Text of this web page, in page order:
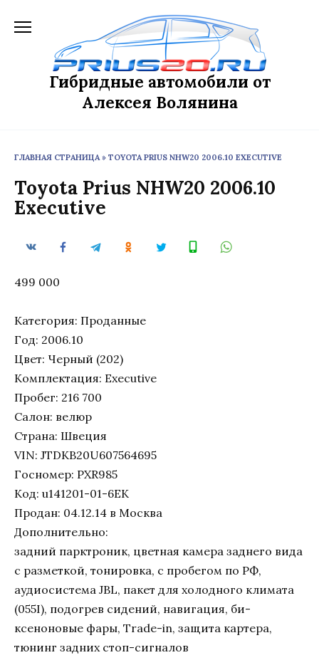
содержанию
Гибридные автомобили от
Алексея Волянина
ГЛАВНАЯ СТРАНИЦА» TOYOTA PRIUS NHW20 2006.10 EXECUTIVE
Toyota Prius NHW20 2006.10
Executive
499 000
Категория: Проданные
Год: 2006.10
Цвет: Черный (202)
Комплектация: Executive
Пробег: 216 700
Салон: велюр
Страна: Швеция
VIN: JTDKB20U607564695
Госномер: PXR985
Код: u141201-01-6EK
Продан: 04.12.14 в Москва
Дополнительно:
задний парктроник, цветная камера заднего вида
с разметкой, тонировка, с пробегом по РФ,
аудиосистема JBL, пакет для холодного климата
(055I), подогрев сидений, навигация, би-
ксеноновые фары, Trade-in, защита картера,
тюнинг задних стоп-сигналов